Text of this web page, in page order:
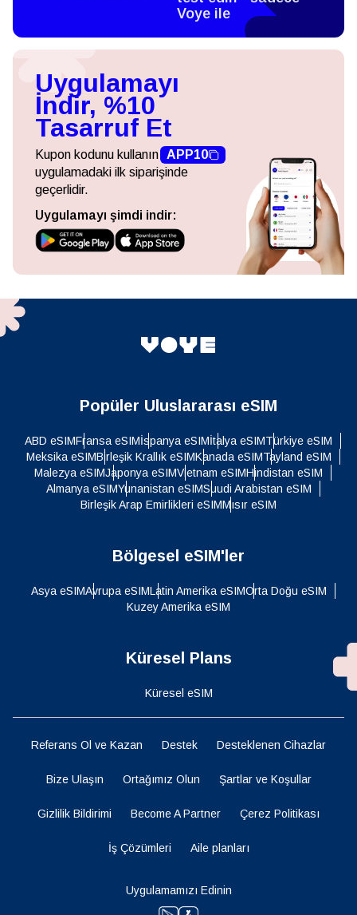
Voye ile
Uygulamayı
İndir, %10
Tasarruf Et
Kupon kodunu kullanın APP10
uygulamadaki ilk siparişinde
geçerlidir.
Uygulamayı şimdi indir:
Popüler Uluslararası eSIM
ABD eSIMFransa eSIMİspanya eSIMİtalya eSIMTürkiye eSIM
Meksika eSIMBirleşik Krallık eSIMKanada eSIMTayland eSIM
Malezya eSIMJaponya eSIMVietnam eSIMHindistan eSIM
Almanya eSIMYunanistan eSIMSuudi Arabistan eSIM
Birleşik Arap Emirlikleri eSIMMısır eSIM
Bölgesel eSIM'ler
Asya eSIMAvrupa eSIMLatin Amerika eSIMOrta Doğu eSIM
Kuzey Amerika eSIM
Küresel Plans
Küresel eSIM
Referans Ol ve Kazan Destek Desteklenen Cihazlar
Bize Ulaşın Ortağımız Olun Şartlar ve Koşullar
Gizlilik Bildirimi Become A Partner Çerez Politikası
İş Çözümleri Aile planları
Uygulamamızı Edinin